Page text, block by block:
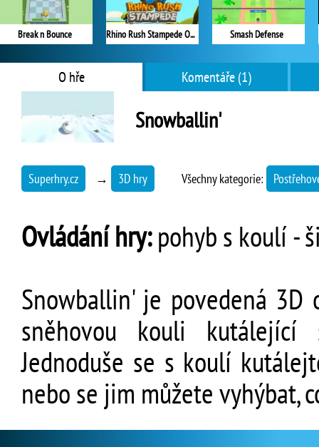
Break n Bounce Rhino Rush Stampede Online Smash Defense
O hře Komentáře (1)
Snowballin'
Superhry.cz → 3D hry Všechny kategorie:
Ovládání hry:pohyb s koulí -
Snowballin' je povedená 3D
sněhovou kouli kutálející
Jednoduše se s koulí
nebo se jim můžete vyhýbat,